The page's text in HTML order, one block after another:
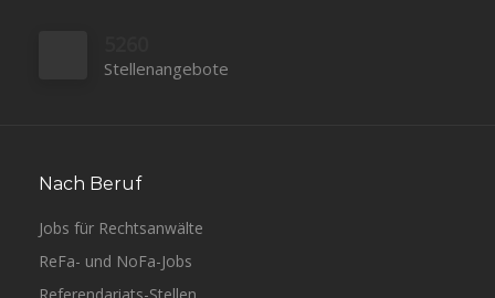
Stellenangebote
Nach Beruf
Jobs für Rechtsanwälte
ReFa- und NoFa-Jobs